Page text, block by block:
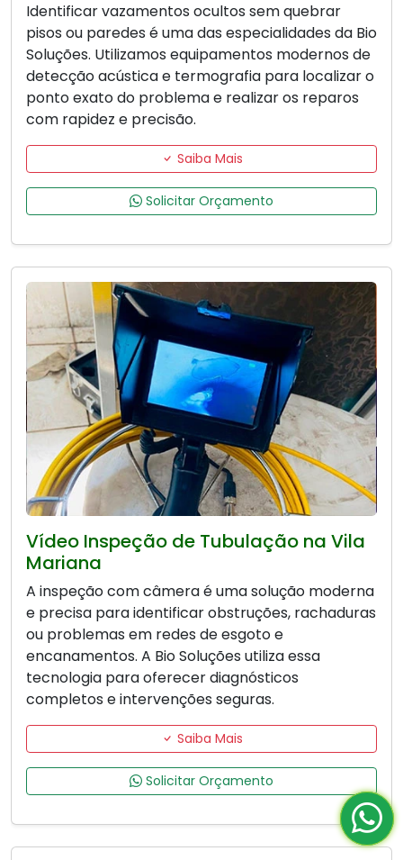
Identificar vazamentos ocultos sem quebrar
pisos ou paredes é uma das especialidades da Bio
Soluções. Utilizamos equipamentos modernos de
detecção acústica e termografia para localizar o
ponto exato do problema e realizar os reparos
com rapidez e precisão.
Saiba Mais
Solicitar Orçamento
Vídeo Inspeção de Tubulação na Vila
Mariana
A inspeção com câmera é uma solução moderna
e precisa para identificar obstruções, rachaduras
ou problemas em redes de esgoto e
encanamentos. A Bio Soluções utiliza essa
tecnologia para oferecer diagnósticos
completos e intervenções seguras.
Saiba Mais
Solicitar Orçamento